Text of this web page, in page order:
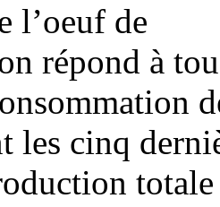
l’oeuf de
répond à
les cinq